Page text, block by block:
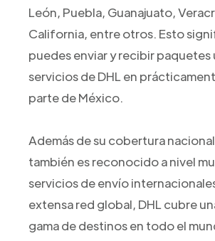
León, Puebla, Guanajuato,
California, entre otros. Esto
puedes enviar y recibir
servicios de DHL en
parte de México.
Además de su cobertura
también es reconocido a nivel
servicios de envío
extensa red global, DHL cubre
gama de destinos en todo el